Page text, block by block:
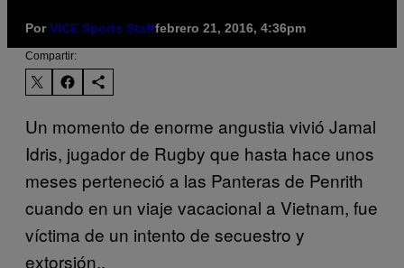
PorVICE Sports Stafffebrero 21, 2016, 4:36pm
Compartir:
Un momento de enorme angustia vivió Jamal
Idris, jugador de Rugby que hasta hace unos
meses perteneció a las Panteras de Penrith
cuando en un viaje vacacional a Vietnam, fue
víctima de un intento de secuestro y
extorsión..